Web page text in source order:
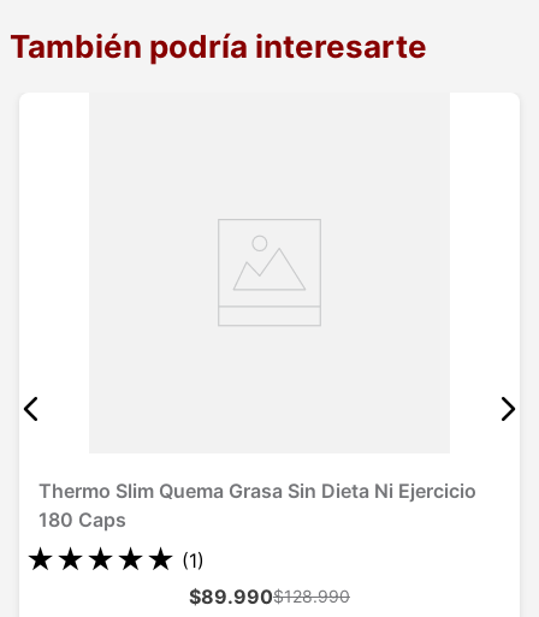
También podría interesarte
Thermo Slim Quema Grasa Sin Dieta Ni Ejercicio
180 Caps
★★★★★ (1)
$89.990$128.990